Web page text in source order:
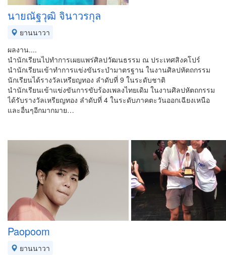
นายณัฐวุฒิ จินาวรกุล
ยานนาวา
ผลงาน....
นำนักเรียนไปทำการเผยแพร่ศิลปวัฒนธรรม ณ ประเทศสิงคโปร์
นำนักเรียนเข้าทำการแข่งขันระบำมาตรฐาน ในงานศิลปหัตถกรรม
นักเรียนได้รางวัลเหรียญทอง ลำดับที่ 9 ในระดับชาติ
นำนักเรียนเข้าแข่งขันการขับร้องเพลงไทยเดิม ในงานศิลปหัตถกรรม
ได้รับรางวัลเหรียญทอง ลำดับที่ 4 ในระดับภาคตะวันออกเฉียงเหนือ
และอื่นๆอีกมากมาย…
Paopoom
ยานนาวา